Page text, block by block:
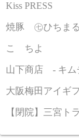
Kiss PRESS
焼豚 ㊆ひちまる
こゝちよ
山下商店 - キム
大阪梅田アイギ
【閉院】三宮ト